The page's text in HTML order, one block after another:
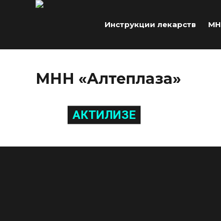
Инструкции лекарств
МНН «Алтеплаза»
АКТИЛИЗЕ